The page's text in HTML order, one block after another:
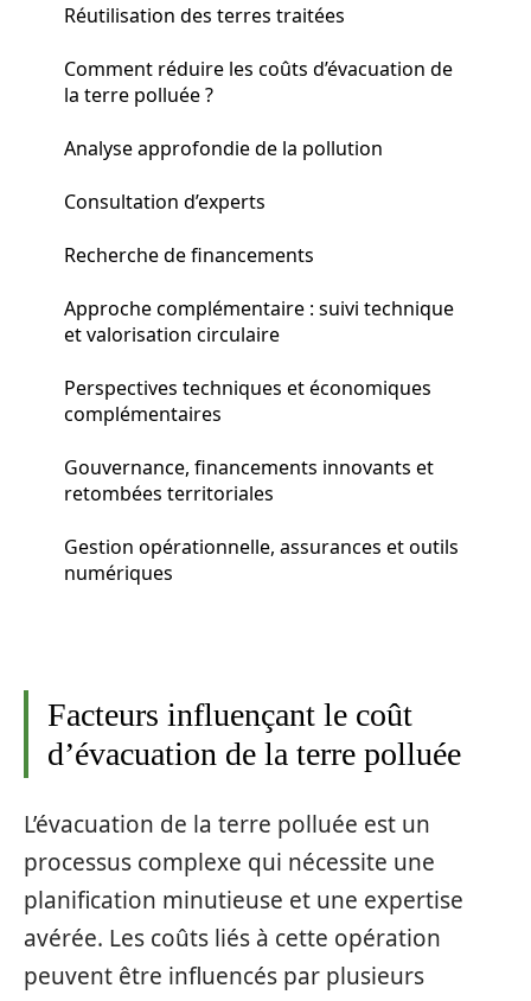
Réutilisation des terres traitées
Comment réduire les coûts d’évacuation de
la terre polluée ?
Analyse approfondie de la pollution
Consultation d’experts
Recherche de financements
Approche complémentaire : suivi technique
et valorisation circulaire
Perspectives techniques et économiques
complémentaires
Gouvernance, financements innovants et
retombées territoriales
Gestion opérationnelle, assurances et outils
numériques
Facteurs influençant le coût
d’évacuation de la terre polluée
L’évacuation de la terre polluée est un
processus complexe qui nécessite une
planification minutieuse et une expertise
avérée. Les coûts liés à cette opération
peuvent être influencés par plusieurs